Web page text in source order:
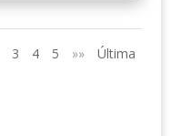
3 4 5 »» Última